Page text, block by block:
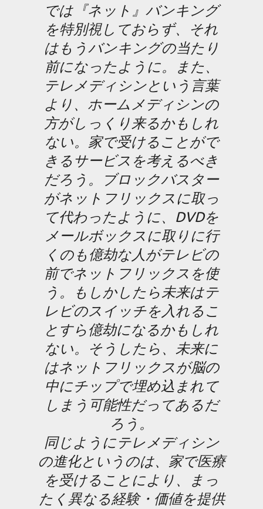
では『ネット』バンキング
を特別視しておらず、それ
はもうバンキングの当たり
前になったように。また、
テレメディシンという言葉
より、ホームメディシンの
方がしっくり来るかもしれ
ない。家で受けることがで
きるサービスを考えるべき
だろう。ブロックバスター
がネットフリックスに取っ
て代わったように、DVDを
メールボックスに取りに行
くのも億劫な人がテレビの
前でネットフリックスを使
う。もしかしたら未来はテ
レビのスイッチを入れるこ
とすら億劫になるかもしれ
ない。そうしたら、未来に
はネットフリックスが脳の
中にチップで埋め込まれて
しまう可能性だってあるだ
ろう。
同じようにテレメディシン
の進化というのは、家で医療
を受けることにより、まっ
たく異なる経験・価値を提供